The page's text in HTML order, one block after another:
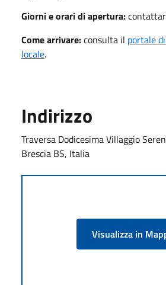
Giorni e orari di apertura:
Come arrivare:consulta il portale
locale.
Indirizzo
Traversa Dodicesima Villaggio
Brescia BS, Italia
Visualizza in